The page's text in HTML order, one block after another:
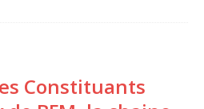
Constituants